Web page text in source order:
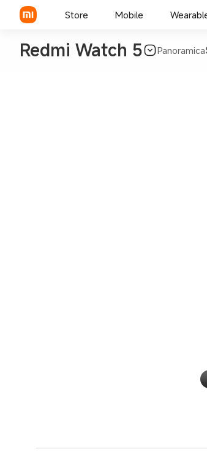
Store Mobile
Redmi Watch 5 Panoramica